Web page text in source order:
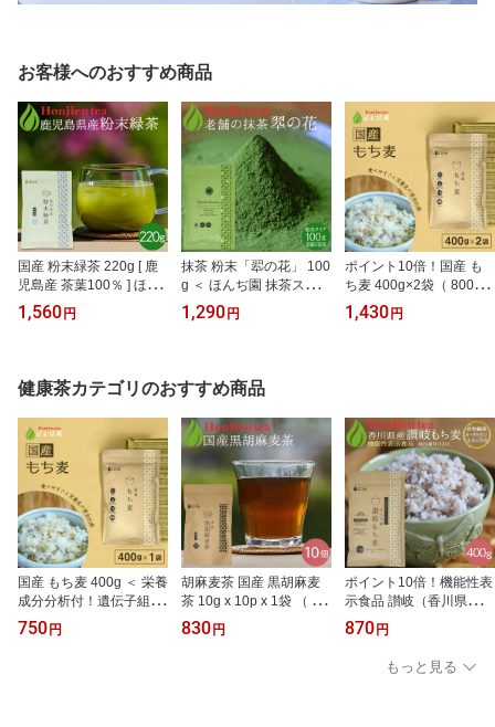
お客様へのおすすめ商品
国産 粉末緑茶 220g [ 鹿
児島産 茶葉100％ ] ほん
ぢ園 ＜粉末煎茶 緑茶 粉
末 うがい 粉末茶 大容量
1,560円
抹茶 粉末「翆の花」 100
g ＜ ほんぢ園 抹茶スイー
ツ 製菓 京都宇治の老舗
の本格抹茶 お菓子作り
1,290円
ポイント10倍！国産 も
ち麦 400g×2袋（ 800g
） ＜ 栄養成分分析付！
遺伝子組み換えなし 大麦
1,430円
健康茶カテゴリのおすすめ商品
国産 もち麦 400g ＜ 栄養
成分分析付！遺伝子組み
換えなし 大麦β-グルカン
食物繊維が豊富 ダイシモ
750円
胡麻麦茶 国産 黒胡麻麦
茶 10g x 10p x 1袋 （ 10
0g ティーバッグ ） ほん
ぢ園 ＜ 胡麻麦茶 血圧測
830円
ポイント10倍！機能性表
示食品 讃岐（香川県産）
もち麦 400g ＜ 食後血糖
値の上昇をおだやかにす
る もち麦 食物繊維β-グ
ルカン ダイシモチ 栄養
870円
もっと見る